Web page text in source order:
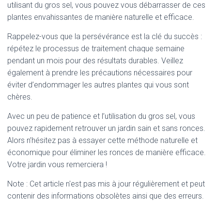
utilisant du gros sel, vous pouvez vous débarrasser de ces
plantes envahissantes de manière naturelle et efficace.
Rappelez-vous que la persévérance est la clé du succès :
répétez le processus de traitement chaque semaine
pendant un mois pour des résultats durables. Veillez
également à prendre les précautions nécessaires pour
éviter d’endommager les autres plantes qui vous sont
chères.
Avec un peu de patience et l’utilisation du gros sel, vous
pouvez rapidement retrouver un jardin sain et sans ronces.
Alors n’hésitez pas à essayer cette méthode naturelle et
économique pour éliminer les ronces de manière efficace.
Votre jardin vous remerciera !
Note : Cet article n'est pas mis à jour régulièrement et peut
contenir des informations obsolètes ainsi que des erreurs.